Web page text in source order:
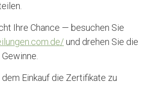
Ihre Chance — besuchen Sie
und drehen Sie die
Einkauf die Zertifikate zu